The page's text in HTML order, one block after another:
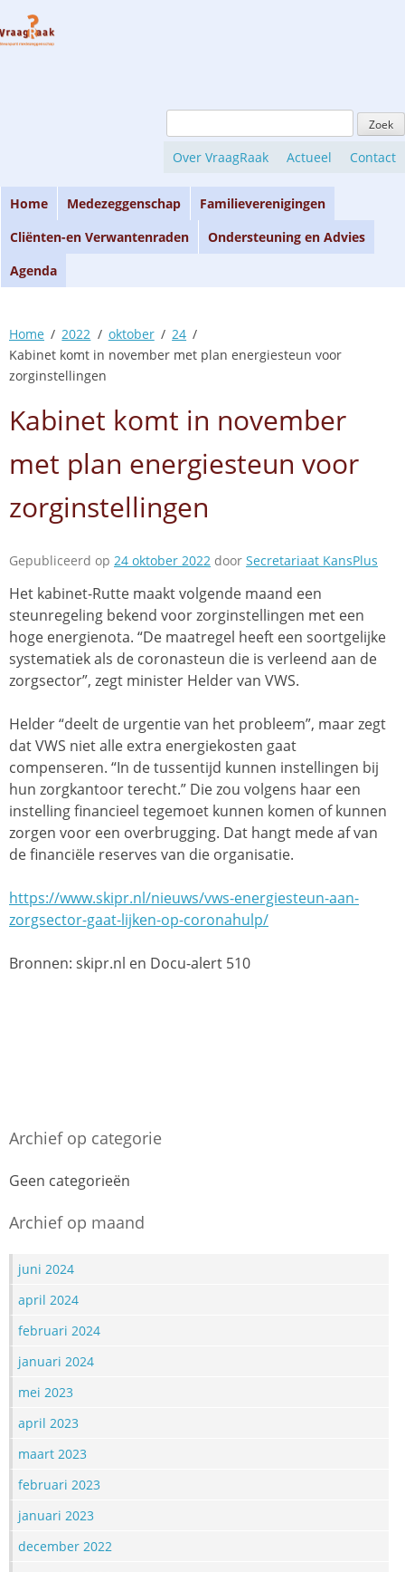
to
naar:
Over VraagRaak Actueel Contact
Home Medezeggenschap
Familieverenigingen
Cliënten-en Verwantenraden
Ondersteuning en Advies
Agenda
Home 2022 oktober
24
Kabinet komt in november met plan energiesteun voor
zorginstellingen
Kabinet komt in november
met plan energiesteun voor
zorginstellingen
Gepubliceerd op 24 oktober 2022 door Secretariaat KansPlus
Het kabinet-Rutte maakt volgende maand een
steunregeling bekend voor zorginstellingen met een
hoge energienota. “De maatregel heeft een soortgelijke
systematiek als de coronasteun die is verleend aan de
zorgsector”, zegt minister Helder van VWS.
Helder “deelt de urgentie van het probleem”, maar zegt
dat VWS niet alle extra energiekosten gaat
compenseren. “In de tussentijd kunnen instellingen bij
hun zorgkantoor terecht.” Die zou volgens haar een
instelling financieel tegemoet kunnen komen of kunnen
zorgen voor een overbrugging. Dat hangt mede af van
de financiële reserves van die organisatie.
https://www.skipr.nl/nieuws/vws-energiesteun-aan-
zorgsector-gaat-lijken-op-coronahulp/
Bronnen: skipr.nl en Docu-alert 510
Archief op categorie
Geen categorieën
Archief op maand
juni 2024
april 2024
februari 2024
januari 2024
mei 2023
april 2023
maart 2023
februari 2023
januari 2023
december 2022